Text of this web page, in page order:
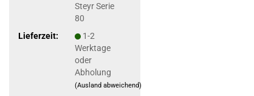
Steyr Serie
80
Lieferzeit:
1-2
Werktage
oder
Abholung
(Ausland abweichend)